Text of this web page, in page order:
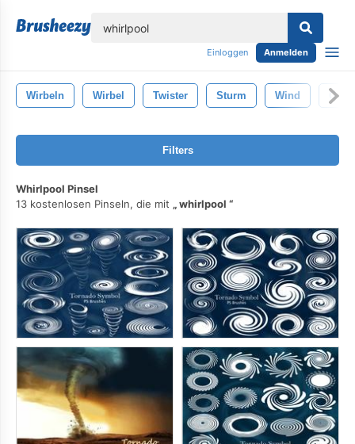
Einloggen Anmelden
Wirbeln Wirbel Twister Sturm Wind
Filters
Whirlpool Pinsel
13 kostenlosen Pinseln, die mit
whirlpool